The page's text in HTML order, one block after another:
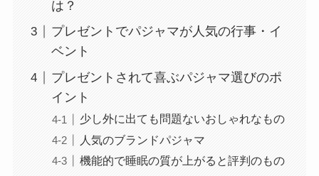
は？
プレゼントでパジャマが人気の行事・イ
ベント
プレゼントされて喜ぶパジャマ選びのポ
イント
少し外に出ても問題ないおしゃれなもの
人気のブランドパジャマ
機能的で睡眠の質が上がると評判のもの